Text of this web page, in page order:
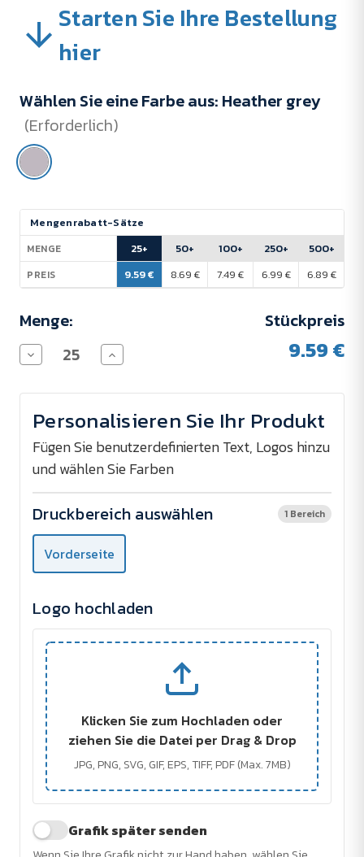
Starten Sie Ihre Bestellung
hier
Wählen Sie eine Farbe aus: Heather grey
(Erforderlich)
Aktueller
Lagerbestand:
Mengenrabatt-Sätze
MENGE
PREIS
25+
9.59 €
50+
8.69 €
100+
7.49 €
250+
6.99 €
500+
6.89 €
Menge:
Menge
von
Hülle
aus
recyceltem
Material
verringern
Menge
von
Hülle
aus
recyceltem
Material
erhöhen
Stückpreis
9.59 €
Personalisieren Sie Ihr Produkt
Fügen Sie benutzerdefinierten Text, Logos hinzu
und wählen Sie Farben
Druckbereich auswählen 1 Bereich
Vorderseite
Logo hochladen
Klicken Sie zum Hochladen oder
ziehen Sie die Datei per Drag & Drop
JPG, PNG, SVG, GIF, EPS, TIFF, PDF (Max. 7MB)
Grafik später senden